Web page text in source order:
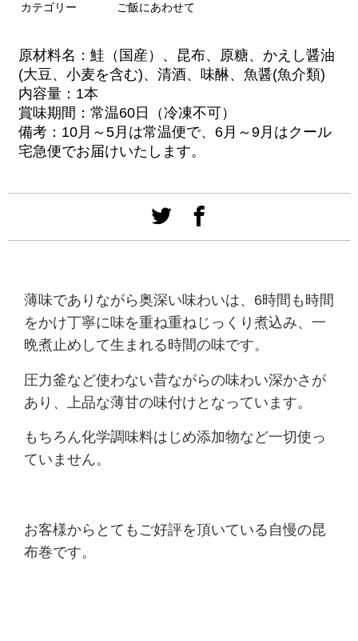
カテゴリー ご飯にあわせて
原材料名：鮭（国産）、昆布、原糖、かえし醤油
(大豆、小麦を含む)、清酒、味醂、魚醤(魚介類)
内容量：1本
賞味期間：常温60日（冷凍不可）
備考：10月～5月は常温便で、 6月～9月はクール
宅急便でお届けいたします。
薄味でありながら奥深い味わいは、6時間も時間
をかけ丁寧に味を重ね重ねじっくり煮込み、一
晩煮止めして生まれる時間の味です。
圧力釜など使わない昔ながらの味わい深かさが
あり、上品な薄甘の味付けとなっています。
もちろん化学調味料はじめ添加物など一切使っ
ていません。
お客様からとてもご好評を頂いている自慢の昆
布巻です。